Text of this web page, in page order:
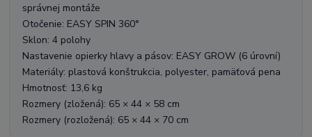
správnej montáže
Otočenie: EASY SPIN 360°
Sklon: 4 polohy
Nastavenie opierky hlavy a pásov: EASY GROW (6 úrovní)
Materiály: plastová konštrukcia, polyester, pamäťová pena
Hmotnosť: 13,6 kg
Rozmery (zložená): 65 × 44 × 58 cm
Rozmery (rozložená): 65 × 44 × 70 cm